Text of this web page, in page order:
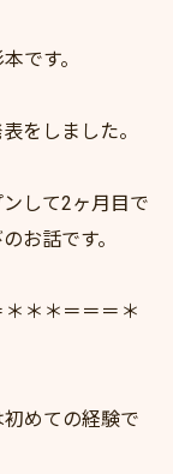
です。
をしました。
して2ヶ月目で
お話です。
＊＊＝＝＝＊
めての経験で